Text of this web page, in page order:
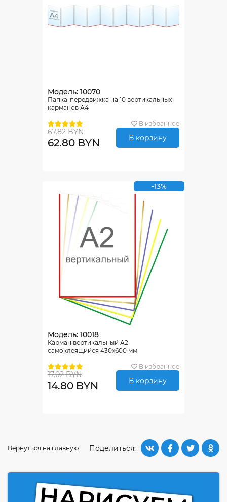
Модель: 10070
Папка-передвижка на 10 вертикальных
карманов А4
В избранное
67.82 BYN
62.80 BYN В корзину
-13%
Модель: 10018
Карман вертикальный А2
самоклеящийся 430х600 мм
В избранное
17.02 BYN
14.80 BYN В корзину
Поделиться:
Вернуться на главную